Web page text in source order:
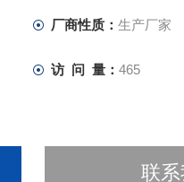
厂商性质： 生产厂家
访 问 量： 465
联